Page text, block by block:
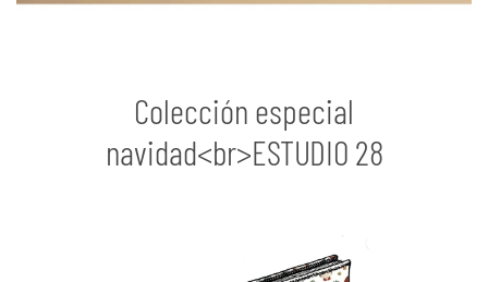
Colección especial
navidad<br>ESTUDIO 28